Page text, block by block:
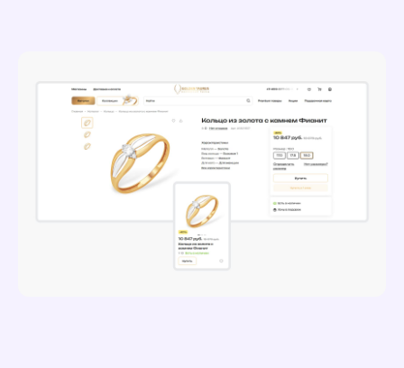
1C-Битрикс + CRM Шаблон Аспро
Уникальный дизайн SEO-Фильтр
Коллекции товаров Интеграция с 1С
Интеграция с CRM Битрикс24